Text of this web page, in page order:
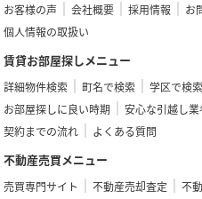
お客様の声
会社概要 採用情報 お
個人情報の取扱い
賃貸お部屋探しメニュー
詳細物件検索 町名で検索 学区で検索
お部屋探しに良い時期
安心な引越し
契約までの流れ
よくある質問
不動産売買メニュー
売買専門サイト 不動産売却査定 不